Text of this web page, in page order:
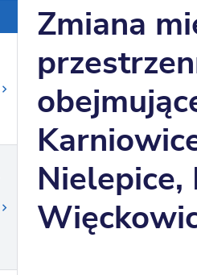
Zmiana
Nielepice,